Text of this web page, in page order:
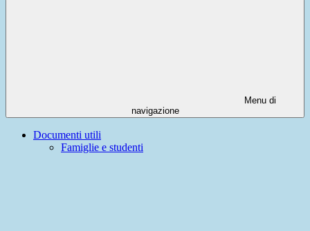
Menu di
navigazione
Documenti utili
Famiglie e studenti